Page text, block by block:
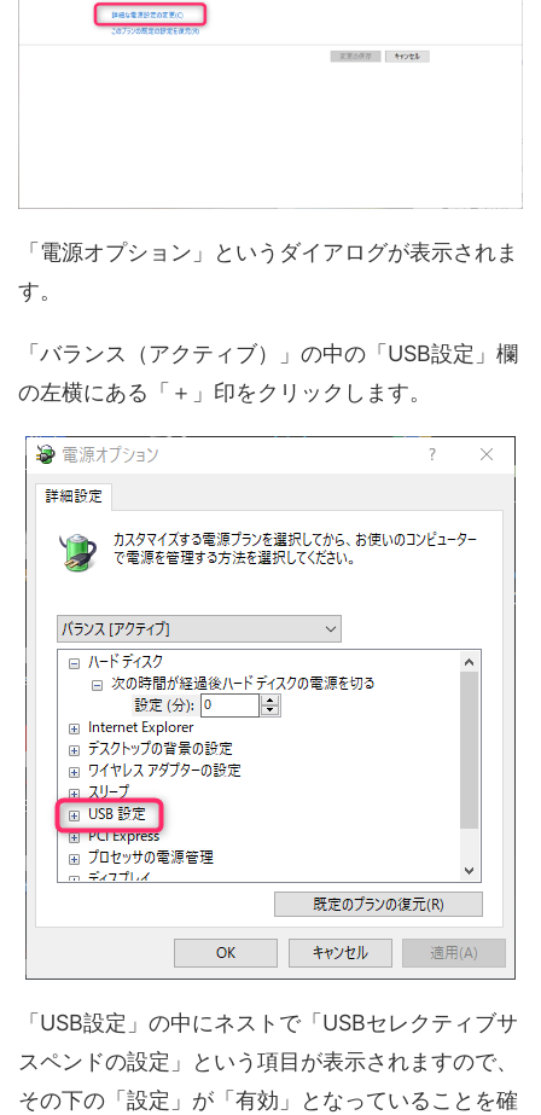
「電源オプション」というダイアログが表示されま
す。
「バランス（アクティブ）」の中の「USB設定」欄
の左横にある「＋」印をクリックします。
「USB設定」の中にネストで「USBセレクティブサ
スペンドの設定」という項目が表示されますので、
その下の「設定」が「有効」となっていることを確